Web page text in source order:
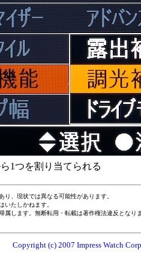
1つを割り当てられる
り、現状では異なる可能性があります。
いたしかねます。
属します。無断転用・転載は著作権法違反とな
Copyright (c) 2007 Impress Watch